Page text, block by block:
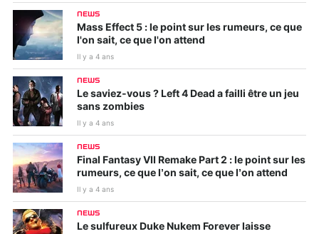
NEWS
Mass Effect 5 : le point sur les rumeurs, ce que
l'on sait, ce que l'on attend
Il y a 4 ans
NEWS
Le saviez-vous ? Left 4 Dead a failli être un jeu
sans zombies
Il y a 4 ans
NEWS
Final Fantasy VII Remake Part 2 : le point sur les
rumeurs, ce que l’on sait, ce que l’on attend
Il y a 4 ans
NEWS
Le sulfureux Duke Nukem Forever laisse